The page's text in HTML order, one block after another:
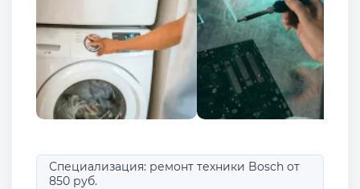
Специализация: ремонт техники Bosch от
850 руб.